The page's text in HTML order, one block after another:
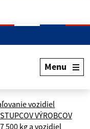
Menu
vozidiel
VÝROBCOV
500 kg a vozidiel